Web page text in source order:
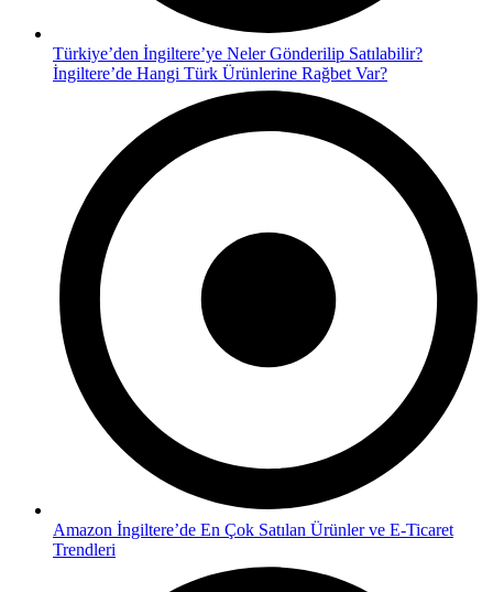
Türkiye’den İngiltere’ye Neler Gönderilip Satılabilir?
İngiltere’de Hangi Türk Ürünlerine Rağbet Var?
Amazon İngiltere’de En Çok Satılan Ürünler ve E-Ticaret
Trendleri